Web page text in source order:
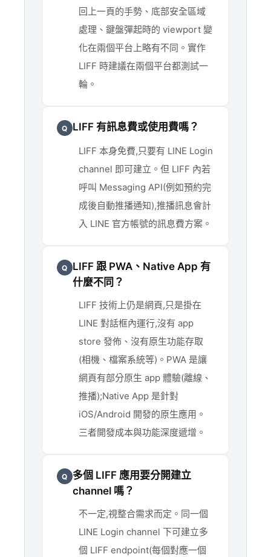
回上一頁的手勢、底部安全區域
處理、鍵盤彈起時的 viewport 變
化在兩個平台上略有不同。實作
LIFF 時建議在兩個平台都測試一
輪。
Q LIFF 有訊息費或使用費嗎？
LIFF 本身免費,只要有 LINE Login
channel 即可建立。但 LIFF 內若
呼叫 Messaging API(例如預約完
成後自動推播通知),推播訊息會計
入 LINE 官方帳號的訊息費方案。
Q
LIFF 跟 PWA、Native App 有
什麼不同？
LIFF 技術上仍是網頁,只是掛在
LINE 對話框內運行,沒有 app
store 發佈、沒有原生功能存取
(相機、檔案系統等)。PWA 是讓
網頁有部分原生 app 體驗(離線、
推播);Native App 是針對
iOS/Android 開發的原生應用。
三者開發成本與功能深度遞增。
Q
多個 LIFF 應用要分開建立
channel 嗎？
不一定,視整合需求而定。同一個
LINE Login channel 下可建立多
個 LIFF endpoint(每個對應一個